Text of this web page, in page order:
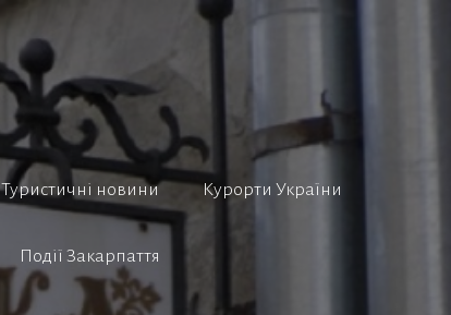
Туристичні новини Курорти України
Події Закарпаття